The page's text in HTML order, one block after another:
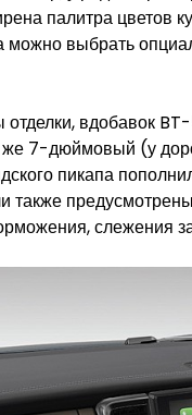
палитра цветов
можно выбрать
вдобавок
же 7-дюймовый (у
пикапа
также
слежения